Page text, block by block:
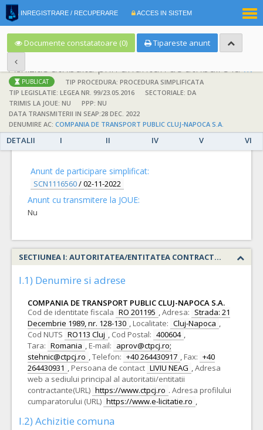
INREGISTRARE / RECUPERARE ACCES IN SISTEM
Documente constatatoare (0) Tipareste anunt
; Achizitie atribuita prin anunturi de atribuire la anuntul simplificat
PUBLICAT
TIP PROCEDURA: PROCEDURA SIMPLIFICATA
TIP LEGISLATIE: LEGEA NR. 99/23.05.2016
SECTORIALE: DA
TRIMIS LA JOUE: NU
PPP: NU
DATA TRANSMITERII IN SEAP:28 DEC. 2022
DENUMIRE AC: COMPANIA DE TRANSPORT PUBLIC CLUJ-NAPOCA S.A.
DETALII I II IV V VI
DETALII
Anunt de participare simplificat:
SCN1116560/02-11-2022
Anunt cu transmitere la JOUE:
Nu
SECTIUNEA I: AUTORITATEA/ENTITATEA CONTRACTANTA
I.1) Denumire si adrese
COMPANIA DE TRANSPORT PUBLIC CLUJ-NAPOCA S.A.
Cod de identitate fiscala RO 201195 ,Adresa: Strada: 21
Decembrie 1989, nr. 128-130 , Localitate: Cluj-Napoca ,
Cod NUTS RO113 Cluj , Cod Postal: 400604 ,
Tara: Romania , E-mail: aprov@ctpcj.ro;
stehnic@ctpcj.ro ,Telefon: +40 264430917 , Fax: +40
264430931 , Persoana de contact LIVIU NEAG ,Adresa
web a sediului principal al autoritatii/entitatii
contractante(URL) https://www.ctpcj.ro . Adresa profilului
cumparatorului (URL) https://www.e-licitatie.ro ,
I.2) Achizitie comuna